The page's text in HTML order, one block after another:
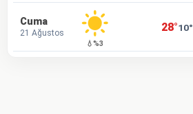
Cuma
21 Ağustos
💧%3
28°10°